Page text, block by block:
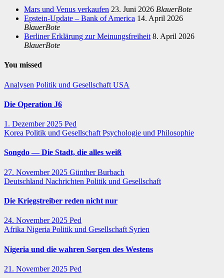
Mars und Venus verkaufen 23. Juni 2026 BlauerBote
Epstein-Update – Bank of America 14. April 2026
BlauerBote
Berliner Erklärung zur Meinungsfreiheit 8. April 2026
BlauerBote
You missed
Analysen Politik und Gesellschaft USA
Die Operation J6
1. Dezember 2025 Ped
Korea Politik und Gesellschaft Psychologie und Philosophie
Songdo — Die Stadt, die alles weiß
27. November 2025 Günther Burbach
Deutschland Nachrichten Politik und Gesellschaft
Die Kriegstreiber reden nicht nur
24. November 2025 Ped
Afrika Nigeria Politik und Gesellschaft Syrien
Nigeria und die wahren Sorgen des Westens
21. November 2025 Ped